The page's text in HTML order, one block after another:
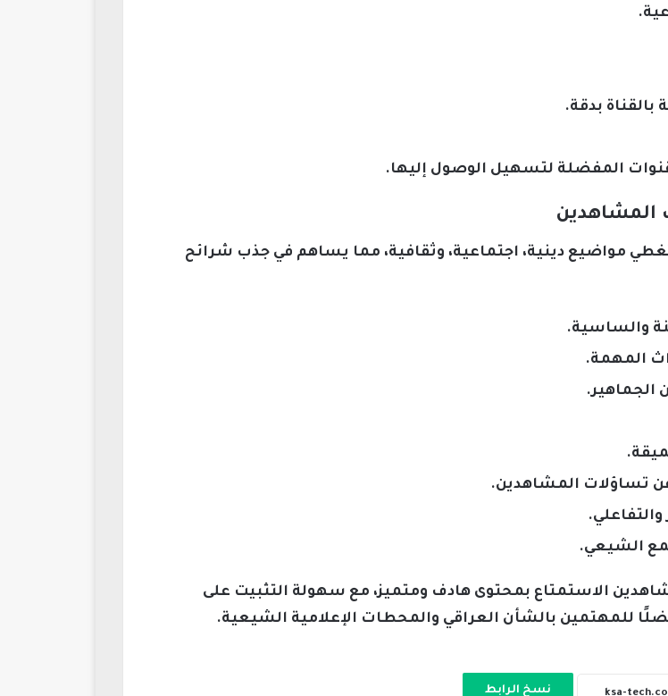
بالقناة بدقة.
المفضلة لتسهيل الوصول إليها.
المشاهدين
مواضيع دينية، اجتماعية، وثقافية، مما يساهم في جذب شرائح
والساسية.
المهمة.
الجماهير.
تساؤلات المشاهدين.
والتفاعلي.
الشيعي.
النجباء الشيعية 2026، يمكن للمشاهدين الاستمتاع بمحتوى هادف ومتميز، مع سهولة التثبيت على
للمهتمين بالشأن العراقي والمحطات الإعلامية الشيعية.
نسخ الرابط